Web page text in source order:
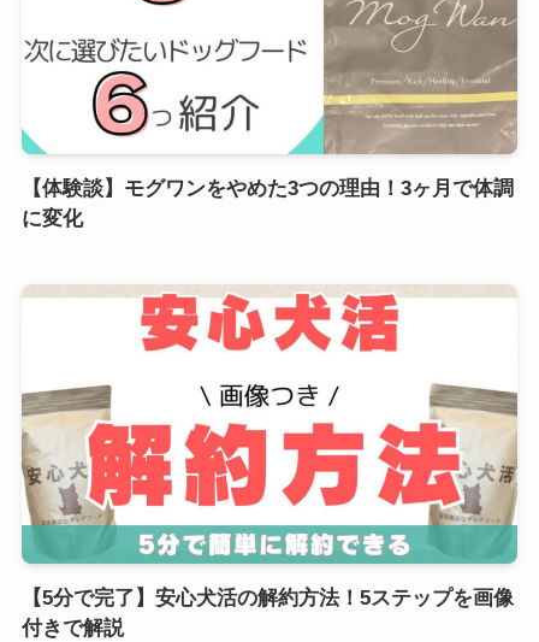
【体験談】モグワンをやめた3つの理由！3ヶ月で体調
に変化
【5分で完了】安心犬活の解約方法！5ステップを画像
付きで解説